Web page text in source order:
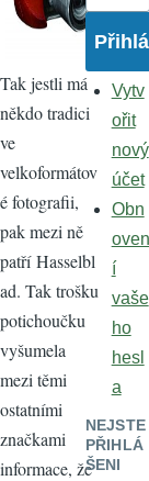
Tak jestli má
někdo tradici
ve
velkoformátov
é fotografii,
pak mezi ně
patří Hasselbl
ad. Tak trošku
potichoučku
vyšumela
mezi těmi
ostatními
značkami
informace, že
Vytv
ořit
nový
účet
Obn
oven
í
vaše
ho
hesl
a
NEJSTE
PŘIHLÁ
ŠENI